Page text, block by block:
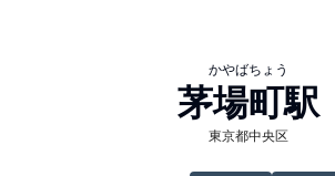
かやばちょう
茅場町駅
東京都中央区